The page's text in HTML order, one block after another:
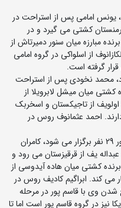
نفر حضور دارند، یونس امامی پس از استراحت در
ارمنستان کشتی می گیرد و در
مبارزه میان سنور دمیرتاش از
از اسلواکی در گروه امامی
گرفته است.
شرکت کننده دارد، محمد نخودی پس از استراحت
میان میشل لابرویلا از
از تاجیکستان و اسخربک
احمد عثمانوف روس در
در وزن 86 کیلوگرم که مسابقات آن با حضور 29 نفر برگزار می شود، کامران
یف از قرقیزستان می رود و
کشتی میان هاده آیدوسی از
می کند. ابراگیم کادیف روس در
شدن وی با قاسم پور در مرحله
نیز در گروه قاسم پور است اما تا